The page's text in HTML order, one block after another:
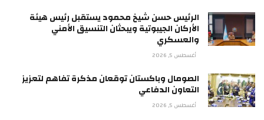
الرئيس حسن شيخ محمود يستقبل رئيس هيئة
الأركان الجيبوتية ويبحثان التنسيق الأمني
والعسكري
أغسطس 5, 2026
الصومال وباكستان توقعان مذكرة تفاهم لتعزيز
التعاون الدفاعي
أغسطس 5, 2026